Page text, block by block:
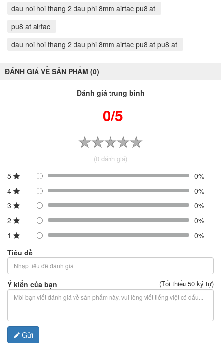
dau noi hoi thang 2 dau phi 8mm airtac pu8 at
pu8 at airtac
dau noi hoi thang 2 dau phi 8mm airtac pu8 at pu8 at
ĐÁNH GIÁ VỀ SẢN PHẨM (0)
Đánh giá trung bình
0/5
(0 đánh giá)
5
0%
4
0%
3
0%
2
0%
1
0%
Tiêu đề
Ý kiến của bạn (Tối thiểu 50 ký tự)
Gửi